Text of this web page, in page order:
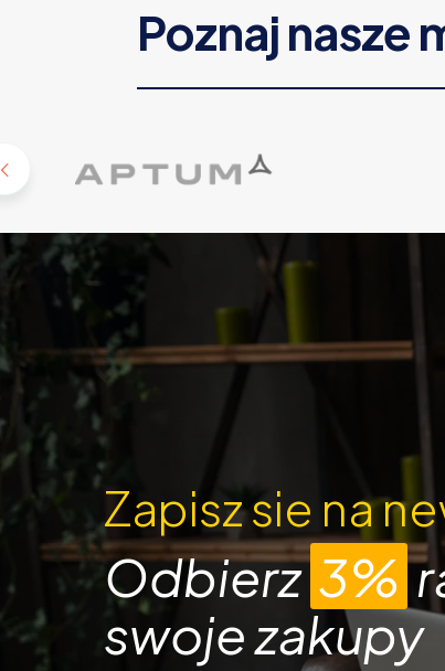
Poznaj nasze
Zapisz sie na
Odbierz3%
swoje zakupy